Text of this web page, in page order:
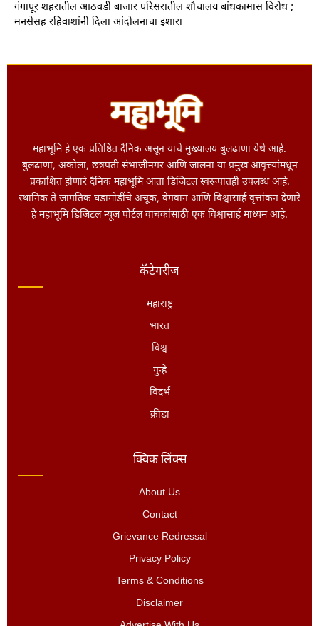
गंगापूर शहरातील आठवडी बाजार परिसरातील शौचालय बांधकामास विरोध ;
मनसेसह रहिवाशांनी दिला आंदोलनाचा इशारा
महाभूमि हे एक प्रतिष्ठित दैनिक असून याचे मुख्यालय बुलढाणा येथे आहे.
बुलढाणा, अकोला, छत्रपती संभाजीनगर आणि जालना या प्रमुख आवृत्त्यांमधून
प्रकाशित होणारे दैनिक महाभूमि आता डिजिटल स्वरूपातही उपलब्ध आहे.
स्थानिक ते जागतिक घडामोडींचे अचूक, वेगवान आणि विश्वासार्ह वृत्तांकन देणारे
हे महाभूमि डिजिटल न्यूज पोर्टल वाचकांसाठी एक विश्वासार्ह माध्यम आहे.
कॅटेगरीज
महाराष्ट्र
भारत
विश्व
गुन्हे
विदर्भ
क्रीडा
क्विक लिंक्स
About Us
Contact
Grievance Redressal
Privacy Policy
Terms & Conditions
Disclaimer